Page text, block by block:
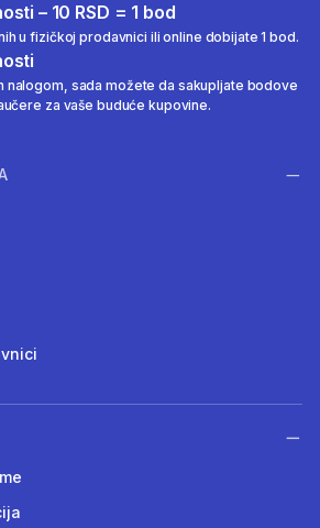
– 10 RSD = 1 bod
u fizičkoj prodavnici ili online dobijate 1 bod.
nalogom, sada možete da sakupljate bodove
za vaše buduće kupovine.